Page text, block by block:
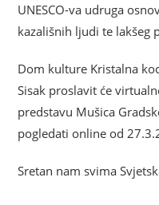
UNESCO-va udruga
kazališnih ljudi te lakšeg
Dom kulture Kristalna
Sisak proslavit će
predstavu Mušica
pogledati online od
Sretan nam svima